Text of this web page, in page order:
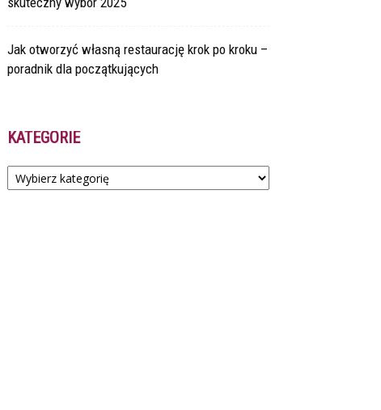
Jak otworzyć własną restaurację krok po kroku –
poradnik dla początkujących
KATEGORIE
Kategorie